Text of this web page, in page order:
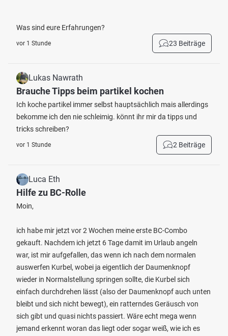
Was sind eure Erfahrungen?
vor 1 Stunde 23 Beiträge
Lukas Nawrath
Brauche Tipps beim partikel kochen
Ich koche partikel immer selbst hauptsächlich mais allerdings
bekomme ich den nie schleimig. könnt ihr mir da tipps und
tricks schreiben?
vor 1 Stunde 2 Beiträge
Luca Eth
Hilfe zu BC-Rolle
Moin,
ich habe mir jetzt vor 2 Wochen meine erste BC-Combo
gekauft. Nachdem ich jetzt 6 Tage damit im Urlaub angeln
war, ist mir aufgefallen, das wenn ich nach dem normalen
auswerfen Kurbel, wobei ja eigentlich der Daumenknopf
wieder in Normalstellung springen sollte, die Kurbel sich
einfach durchdrehen lässt (also der Daumenknopf auch unten
bleibt und sich nicht bewegt), ein ratterndes Geräusch von
sich gibt und quasi nichts passiert. Wäre echt mega wenn
jemand erkennt woran das liegt oder sogar weiß, wie ich es